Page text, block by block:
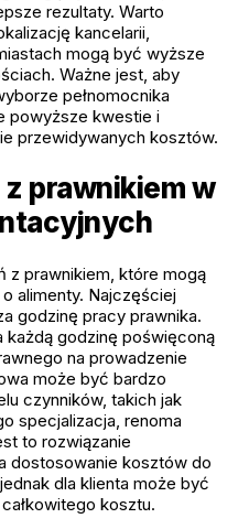
rezultaty. Warto
kancelarii,
mogą być wyższe
Ważne jest, aby
pełnomocnika
powyższe kwestie i
przewidywanych kosztów.
prawnikiem w
z prawnikiem, które mogą
alimenty. Najczęściej
godzinę pracy prawnika.
każdą godzinę poświęconą
na prowadzenie
może być bardzo
czynników, takich jak
specjalizacja, renoma
to rozwiązanie
dostosowanie kosztów do
dla klienta może być
kosztu.